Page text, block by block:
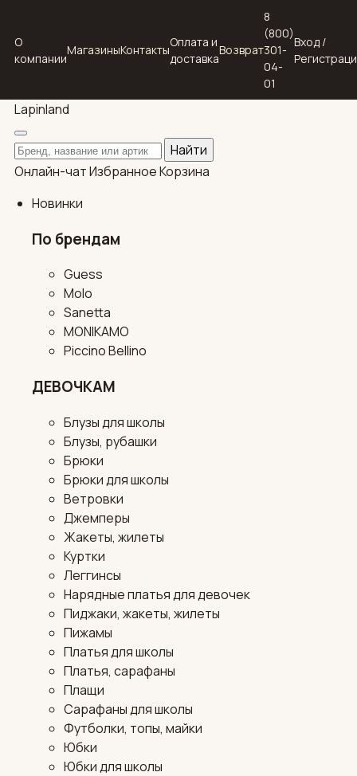
О
компании
МагазиныКонтакты
Оплата и
доставка
Возврат
8
(800)
301-
04-
01
Вход /
Lapinland
Поиск по каталогу
Найти
Онлайн-чатИзбранноеКорзина
Новинки
По брендам
Guess
Molo
Sanetta
MONIKAMO
Piccino Bellino
ДЕВОЧКАМ
Блузы для школы
Блузы, рубашки
Брюки
Брюки для школы
Ветровки
Джемперы
Жакеты, жилеты
Куртки
Леггинсы
Нарядные платья для девочек
Пиджаки, жакеты, жилеты
Пижамы
Платья для школы
Платья, сарафаны
Плащи
Сарафаны для школы
Футболки, топы, майки
Юбки
Юбки для школы